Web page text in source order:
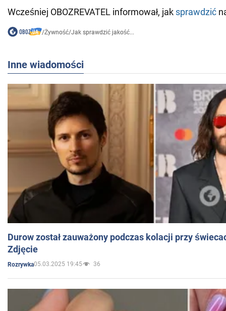
Wcześniej OBOZREVATEL informował, jak sprawdzić
/Żywność/Jak sprawdzić jakość...
Inne wiadomości
Durow został zauważony podczas kolacji przy
Zdjęcie
Rozrywka05.03.2025 19:45 36